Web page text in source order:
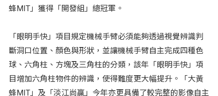
蜂MIT」獲得「開發組」總冠軍。
「眼明手快」項目規定機械手臂必須能夠透過視覺辨識判
斷洞口位置、顏色與形狀，並讓機械手臂自主完成四種色
球、六角柱、方塊及三角柱的分類，該年「眼明手快」項
目增加六角柱物件的辨識，使得難度更大幅提升。「大黃
蜂MIT」及「淡江尚贏」今年亦更具備了較完整的影像自主